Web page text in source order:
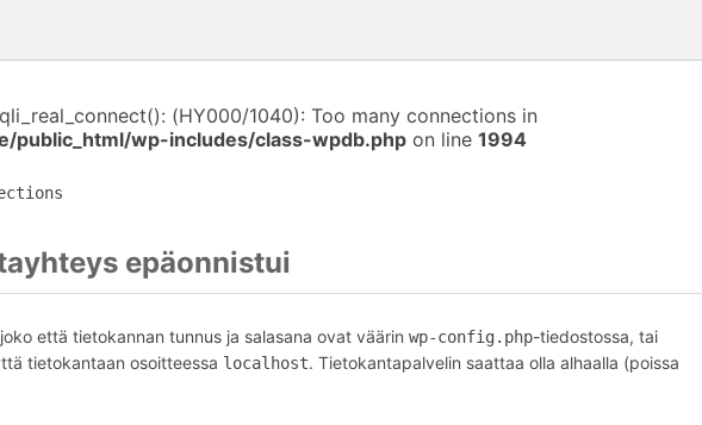
(HY000/1040): Too many connections in
public_html/wp-includes/class-wpdb.php on line 1994
epäonnistui
että tietokannan tunnus ja salasana ovat väärin wp-config.php-tiedostossa, tai
tietokantaan osoitteessa localhost. Tietokantapalvelin saattaa olla alhaalla (poissa